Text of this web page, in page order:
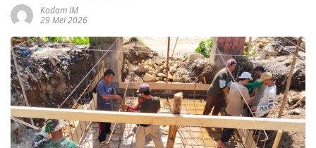
Kodam IM
29 Mei 2026